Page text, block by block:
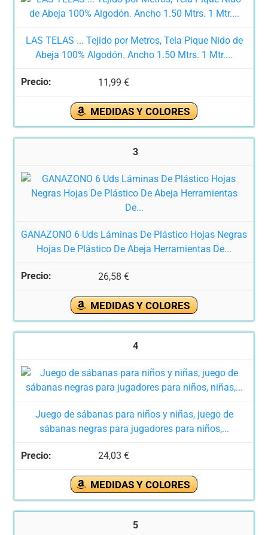
LAS TELAS ... Tejido por Metros, Tela Pique Nido de
Abeja 100% Algodón. Ancho 1.50 Mtrs. 1 Mtr....
11,99 €
MEDIDAS Y COLORES
3
GANAZONO 6 Uds Láminas De Plástico Hojas Negras
Hojas De Plástico De Abeja Herramientas De...
26,58 €
MEDIDAS Y COLORES
4
Juego de sábanas para niños y niñas, juego de
sábanas negras para jugadores para niños,...
24,03 €
MEDIDAS Y COLORES
5